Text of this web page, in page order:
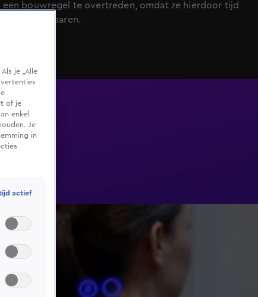
een bouwregel te overtreden, omdat ze hierdoor tijd
kunnen besparen.
je „Alle
of je
enkel
Je
in
actief